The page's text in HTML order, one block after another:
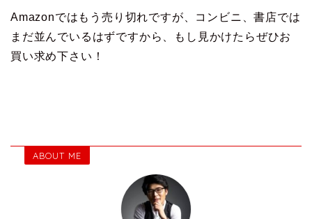
Amazonではもう売り切れですが、コンビニ、書店では
まだ並んでいるはずですから、もし見かけたらぜひお
買い求め下さい！
ABOUT ME